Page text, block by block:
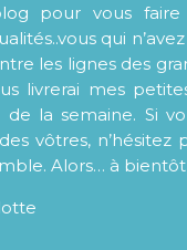
pour vous faire
qui
les lignes des
livrerai mes
de la semaine. Si
vôtres, n’hésitez
Alors… à bientôt